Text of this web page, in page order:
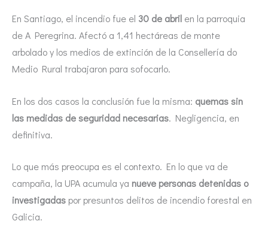
En Santiago, el incendio fue el 30 de abril en la parroquia
de A Peregrina. Afectó a 1,41 hectáreas de monte
arbolado y los medios de extinción de la Consellería do
Medio Rural trabajaron para sofocarlo.
En los dos casos la conclusión fue la misma: quemas sin
las medidas de seguridad necesarias. Negligencia, en
definitiva.
Lo que más preocupa es el contexto. En lo que va de
campaña, la UPA acumula ya nueve personas detenidas o
investigadas por presuntos delitos de incendio forestal en
Galicia.